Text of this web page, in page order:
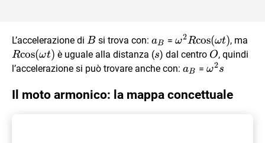
L’accelerazione di B
Bsi trova con: \vec{a_B}
aB =
{(\omega t)}
ω2Rcos(ωt), ma
Rcos(ωt) è uguale alla distanza (s
s) dal centro O
O, quindi
l’accelerazione si può trovare anche con: a_B
aB = ω2s
Il moto armonico: la mappa concettuale